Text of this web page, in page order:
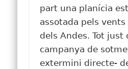
part una planícia
assotada pels
dels Andes. Tot just
campanya de
extermini directe-